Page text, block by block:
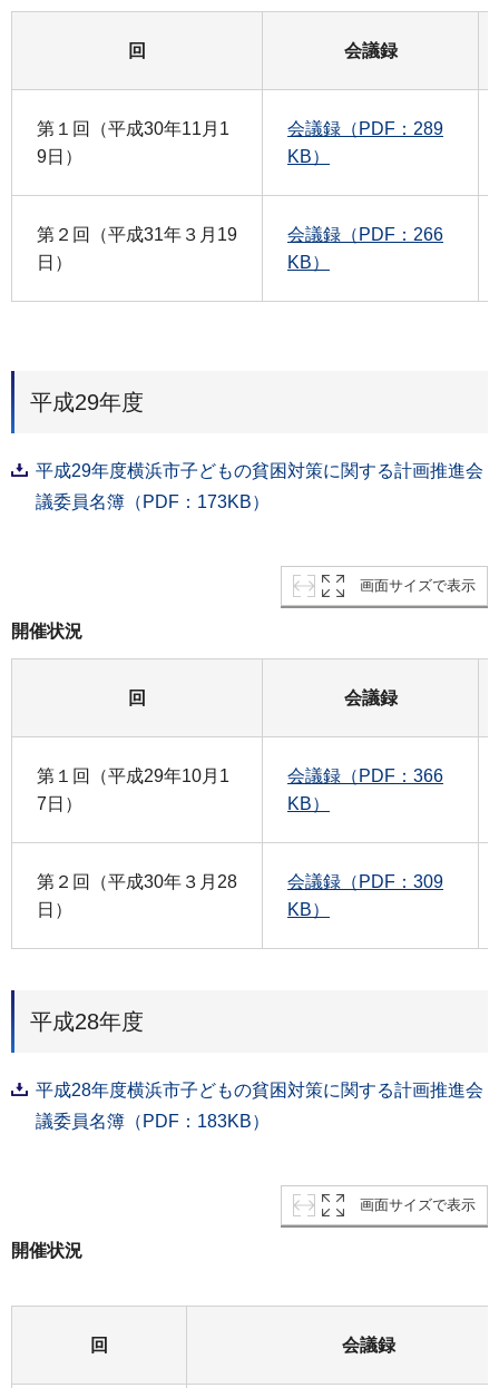
回 会議録
第１回（平成30年11月1
9日）
会議録（PDF：289
KB）
第２回（平成31年３月19
日）
会議録（PDF：266
KB）
平成29年度
平成29年度横浜市子どもの貧困対策に関する計画推進会
議委員名簿（PDF：173KB）
画面サイズで表示
開催状況
回 会議録
第１回（平成29年10月1
7日）
会議録（PDF：366
KB）
第２回（平成30年３月28
日）
会議録（PDF：309
KB）
平成28年度
平成28年度横浜市子どもの貧困対策に関する計画推進会
議委員名簿（PDF：183KB）
画面サイズで表示
開催状況
回 会議録